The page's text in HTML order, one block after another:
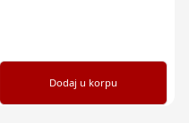
Dodaj u korpu